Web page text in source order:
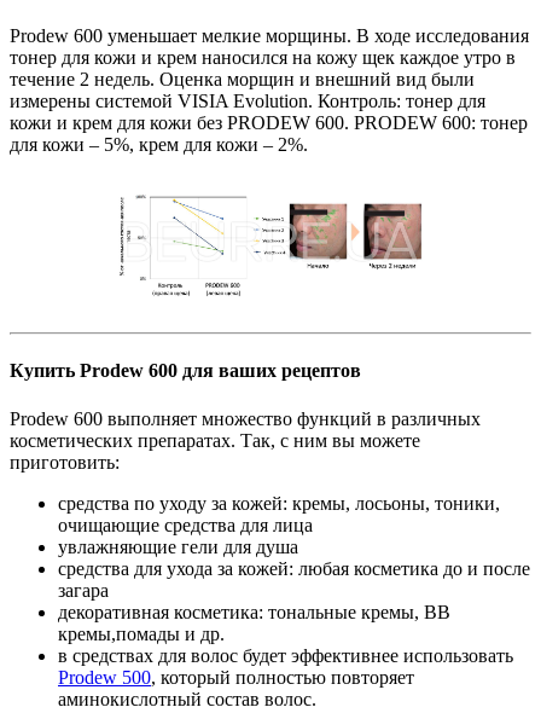
Prodew 600 уменьшает мелкие морщины. В ходе исследования
тонер для кожи и крем наносился на кожу щек каждое утро в
течение 2 недель. Оценка морщин и внешний вид были
измерены системой VISIA Evolution. Контроль: тонер для
кожи и крем для кожи без PRODEW 600. PRODEW 600: тонер
для кожи – 5%, крем для кожи – 2%.
Купить Prodew 600 для ваших рецептов
Prodew 600 выполняет множество функций в различных
косметических препаратах. Так, с ним вы можете
приготовить:
средства по уходу за кожей: кремы, лосьоны, тоники,
очищающие средства для лица
увлажняющие гели для душа
средства для ухода за кожей: любая косметика до и после
загара
декоративная косметика: тональные кремы, ВВ
кремы,помады и др.
в средствах для волос будет эффективнее использовать
Prodew 500, который полностью повторяет
аминокислотный состав волос.